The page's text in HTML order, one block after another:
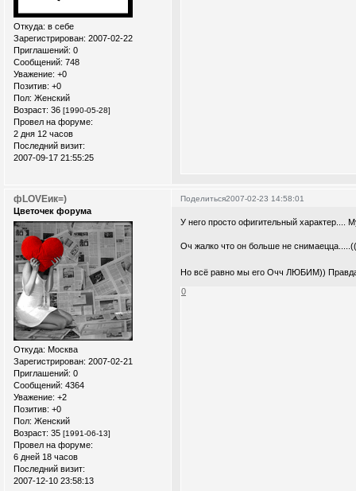
Откуда: в себе
Зарегистрирован: 2007-02-22
Приглашений: 0
Сообщений: 748
Уважение: +0
Позитив: +0
Пол: Женский
Возраст: 36 [1990-05-28]
Провел на форуме:
2 дня 12 часов
Последний визит:
2007-09-17 21:55:25
Поделиться2007-02-23 14:58:01
фLOVEик=)
Цветочек форума
Откуда: Москва
Зарегистрирован: 2007-02-21
Приглашений: 0
Сообщений: 4364
Уважение: +2
Позитив: +0
Пол: Женский
Возраст: 35 [1991-06-13]
Провел на форуме:
6 дней 18 часов
Последний визит:
2007-12-10 23:58:13
У него просто офигительный характер....
Оч жалко что он больше не
Но всё равно мы его Очч ЛЮБИМ))
0